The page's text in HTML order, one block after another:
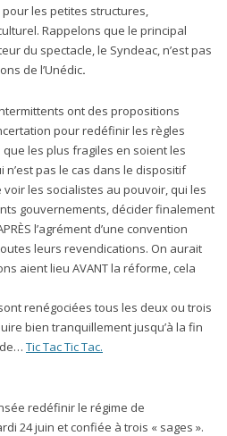
les petites structures,
Rappelons que le principal
du spectacle, le Syndeac, n’est pas
de l’Unédic.
ont des propositions
pour redéfinir les règles
les plus fragiles en soient les
pas le cas dans le dispositif
les socialistes au pouvoir, qui les
gouvernements, décider finalement
l’agrément d’une convention
leurs revendications. On aurait
aient lieu AVANT la réforme, cela
renégociées tous les deux ou trois
bien tranquillement jusqu’à la fin
Tic Tac Tic Tac.
redéfinir le régime de
24 juin et confiée à trois « sages ».